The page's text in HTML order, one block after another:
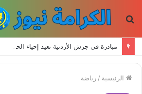
الرئيسية / رياضة